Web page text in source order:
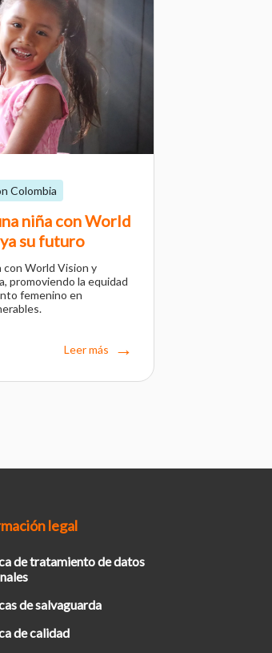
Colombia
niña con World
su futuro
con World Vision y
promoviendo la equidad
femenino en
Leer más
legal
de tratamiento de datos
de salvaguarda
de calidad